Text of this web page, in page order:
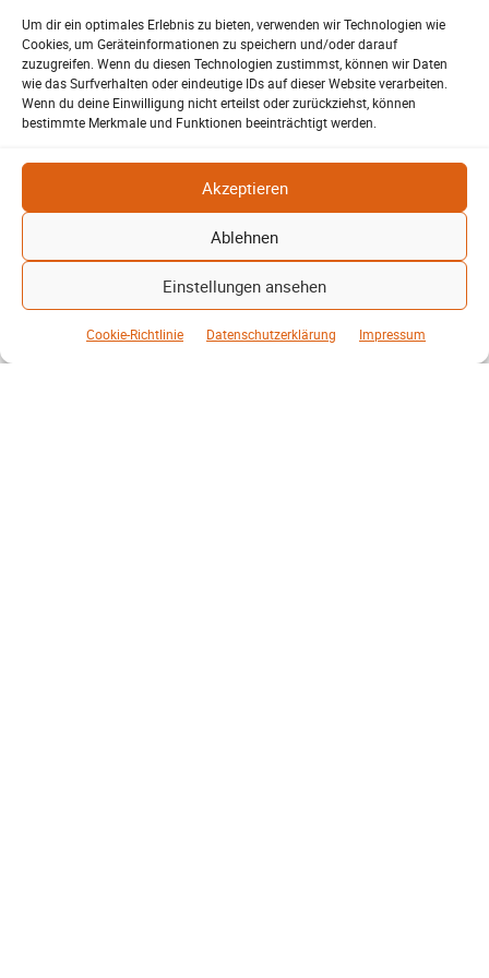
Um dir ein optimales Erlebnis zu bieten, verwenden wir Technologien wie
Cookies, um Geräteinformationen zu speichern und/oder darauf
zuzugreifen. Wenn du diesen Technologien zustimmst, können wir Daten
wie das Surfverhalten oder eindeutige IDs auf dieser Website verarbeiten.
Wenn du deine Einwilligung nicht erteilst oder zurückziehst, können
bestimmte Merkmale und Funktionen beeinträchtigt werden.
Akzeptieren
Ablehnen
Einstellungen ansehen
Cookie-Richtlinie Datenschutzerklärung Impressum
Feldstraße. Bürger können Fragen stellen und Anregungen
einbringen.
Weiterlesen